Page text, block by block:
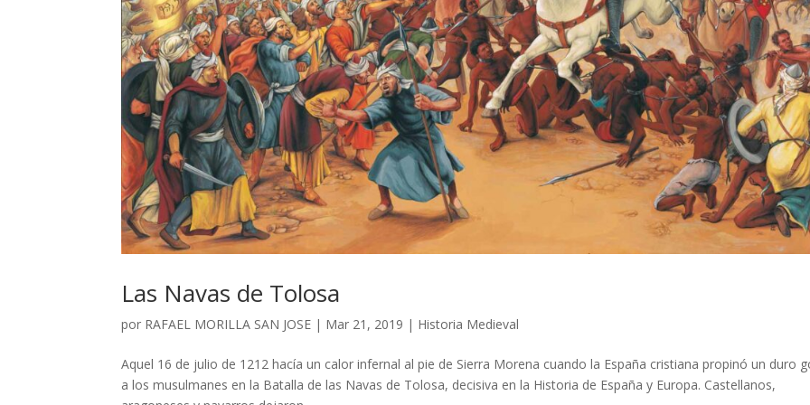
Las Navas de Tolosa
por RAFAEL MORILLA SAN JOSE | Mar 21, 2019 | Historia Medieval
Aquel 16 de julio de 1212 hacía un calor infernal al pie de Sierra Morena cuando la España cristiana propinó un duro
a los musulmanes en la Batalla de las Navas de Tolosa, decisiva en la Historia de España y Europa. Castellanos,